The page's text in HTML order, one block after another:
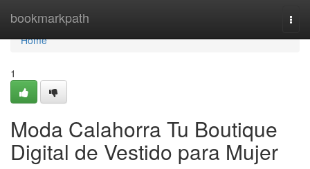
bookmarkpath
Home
Home
1
Moda Calahorra Tu Boutique
Digital de Vestido para Mujer